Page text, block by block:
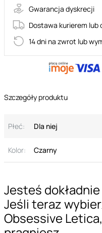
Jesteś
Jeśli teraz
Obsessive
Gwarancja dyskrecji
Dostawa kurierem lub
14 dni na zwrot lub
Szczegóły produktu
Płeć: Dla niej
Kolor: Czarny